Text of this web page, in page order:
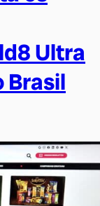
Ultra
Brasil